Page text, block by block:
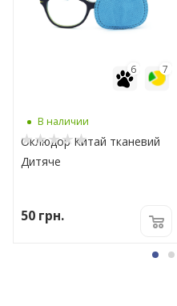
7
6
В наличии
Оклюдор Китай тканевий
Дитяче
50 грн.